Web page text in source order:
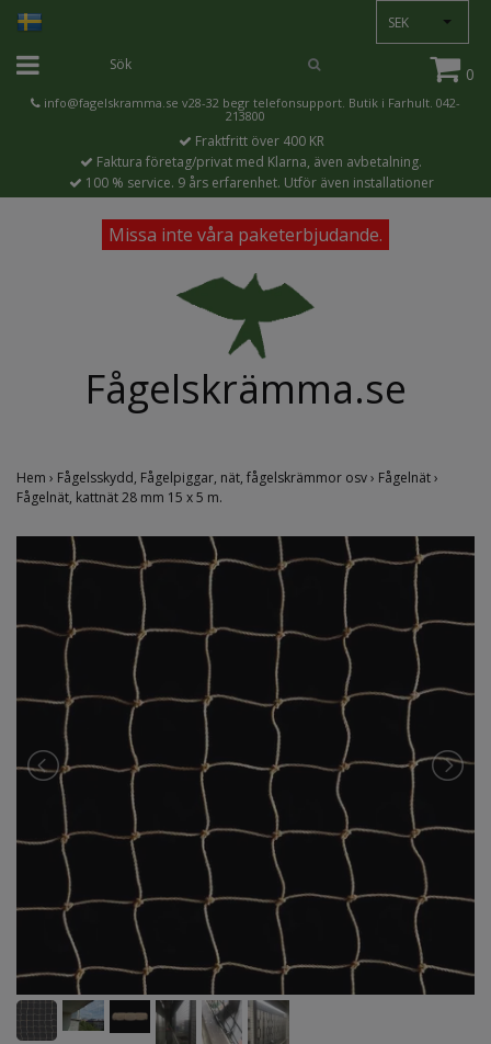
SEK
0
info@fagelskramma.se v28-32 begr telefonsupport. Butik i Farhult. 042-
213800
Fraktfritt över 400 KR
Faktura företag/privat med Klarna, även avbetalning.
100 % service. 9 års erfarenhet. Utför även installationer
Missa inte våra paketerbjudande.
Fågelskrämma.se
Hem › Fågelsskydd, Fågelpiggar, nät, fågelskrämmor osv› Fågelnät›
Fågelnät, kattnät 28 mm 15 x 5 m.